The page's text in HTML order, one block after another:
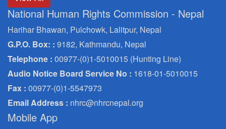
National Human Rights Commission - Nepal
Harihar Bhawan, Pulchowk, Lalitpur, Nepal
G.P.O. Box: : 9182, Kathmandu, Nepal
Telephone : 00977-(0)1-5010015 (Hunting Line)
Audio Notice Board Service No : 1618-01-5010015
Fax : 00977-(0)1-5547973
Email Address : nhrc@nhrcnepal.org
Mobile App